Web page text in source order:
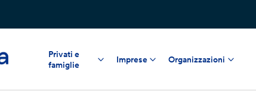
Privati e
famiglie
Imprese Organizzazioni